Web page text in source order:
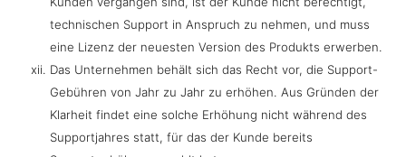
technischen Support in Anspruch zu nehmen, und muss
eine Lizenz der neuesten Version des Produkts erwerben.
Das Unternehmen behält sich das Recht vor, die Support-
Gebühren von Jahr zu Jahr zu erhöhen. Aus Gründen der
Klarheit findet eine solche Erhöhung nicht während des
Supportjahres statt, für das der Kunde bereits